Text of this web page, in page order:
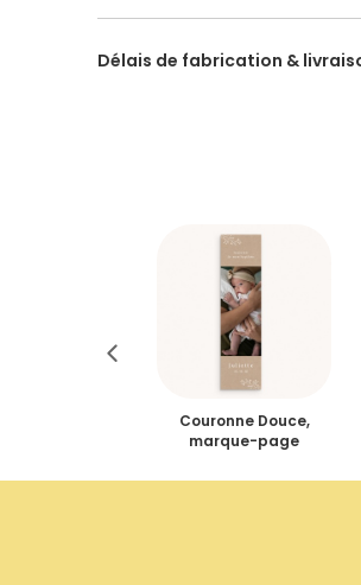
Délais de fabrication &
Couronne Douce,
marque-page